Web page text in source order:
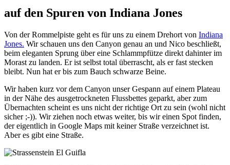
auf den Spuren von Indiana Jones
Von der Rommelpiste geht es für uns zu einem Drehort von Indiana
Jones. Wir schauen uns den Canyon genau an und Nico beschließt,
beim eleganten Sprung über eine Schlammpfütze direkt dahinter im
Morast zu landen. Er ist selbst total überrascht, als er fast stecken
bleibt. Nun hat er bis zum Bauch schwarze Beine.
Wir haben kurz vor dem Canyon unser Gespann auf einem Plateau
in der Nähe des ausgetrockneten Flussbettes geparkt, aber zum
Übernachten scheint es uns nicht der richtige Ort zu sein (wohl nicht
sicher ;-)). Wir ziehen noch etwas weiter, bis wir einen Spot finden,
der eigentlich in Google Maps mit keiner Straße verzeichnet ist.
Aber es gibt eine Straße.